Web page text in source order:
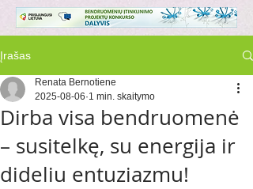
Įrašas
Dirba visa bendruomenė
– susitelkę, su energija ir
dideliu entuziazmu!
Renata Bernotiene
2025-08-06 1 min. skaitymo